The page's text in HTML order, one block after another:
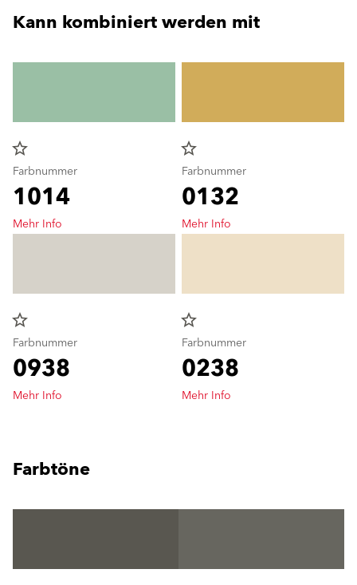
Kann kombiniert werden mit
star_border
Farbnummer
1014
Mehr Info
star_border
Farbnummer
0938
Mehr Info
star_border
Farbnummer
0132
Mehr Info
star_border
Farbnummer
0238
Mehr Info
Farbtöne